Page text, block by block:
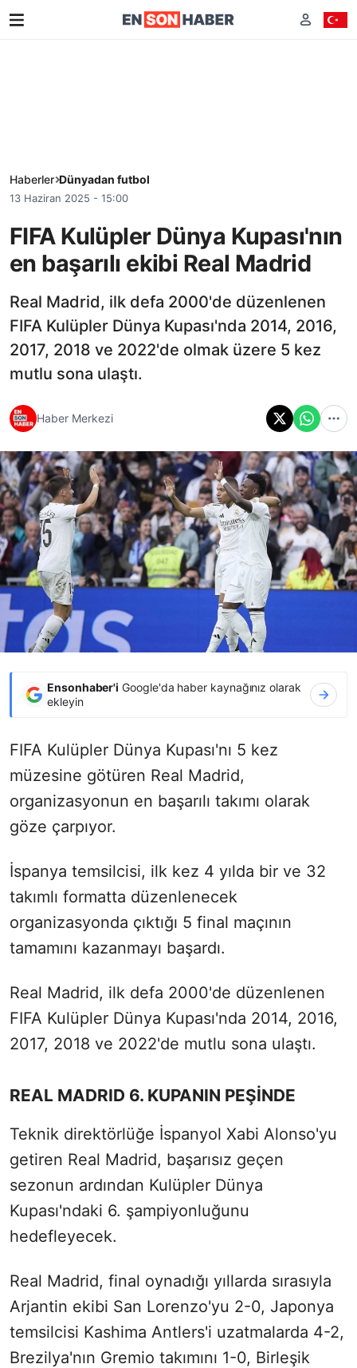
Haberler Dünyadan futbol
13 Haziran 2025 - 15:00
FIFA Kulüpler Dünya Kupası'nın
en başarılı ekibi Real Madrid
Real Madrid, ilk defa 2000'de düzenlenen
FIFA Kulüpler Dünya Kupası'nda 2014, 2016,
2017, 2018 ve 2022'de olmak üzere 5 kez
mutlu sona ulaştı.
Haber Merkezi
Ensonhaber'i Google'da haber kaynağınız olarak
ekleyin
FIFA Kulüpler Dünya Kupası'nı 5 kez
müzesine götüren Real Madrid,
organizasyonun en başarılı takımı olarak
göze çarpıyor.
İspanya temsilcisi, ilk kez 4 yılda bir ve 32
takımlı formatta düzenlenecek
organizasyonda çıktığı 5 final maçının
tamamını kazanmayı başardı.
Real Madrid, ilk defa 2000'de düzenlenen
FIFA Kulüpler Dünya Kupası'nda 2014, 2016,
2017, 2018 ve 2022'de mutlu sona ulaştı.
REAL MADRID 6. KUPANIN PEŞİNDE
Teknik direktörlüğe İspanyol Xabi Alonso'yu
getiren Real Madrid, başarısız geçen
sezonun ardından Kulüpler Dünya
Kupası'ndaki 6. şampiyonluğunu
hedefleyecek.
Real Madrid, final oynadığı yıllarda sırasıyla
Arjantin ekibi San Lorenzo'yu 2-0, Japonya
temsilcisi Kashima Antlers'i uzatmalarda 4-2,
Brezilya'nın Gremio takımını 1-0, Birleşik